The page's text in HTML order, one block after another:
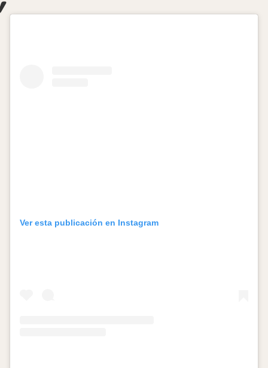
Ver esta publicación en Instagram